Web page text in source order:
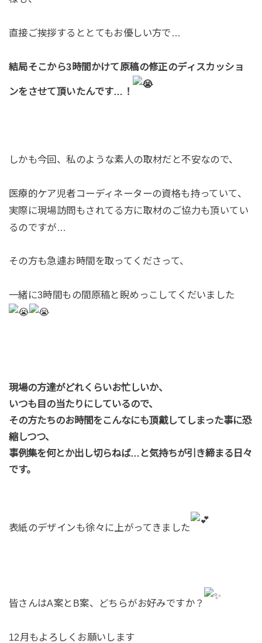
直接ご挨拶するととてもお優しい方で…
結局そこから3時間かけて原稿の修正のディスカッショ
ンをさせて頂いたんです…！
しかも今回、私のような素人の取材だと不安なので、
医療的ケア児者コーディネーターの資格も持っていて、
実際に現場訪問もされてる方に取材のご協力も頂いてい
るのですが…
その方も急遽お時間を取ってくださって、
一緒に3時間もの間原稿と睨めっこしてくだいました
現場の方達がどれくらいお忙しいか、
いつも目の当たりにしているので、
その方たちのお時間をこんなにも頂戴してしまった事に恐
縮しつつ、
事例集を何とか出し切らねば…と気持ちが引き締まる日々
です。
表紙のデザインも徐々に上がってきました
皆さんはA案とB案、どちらがお好みですか？
12月もよろしくお願いします